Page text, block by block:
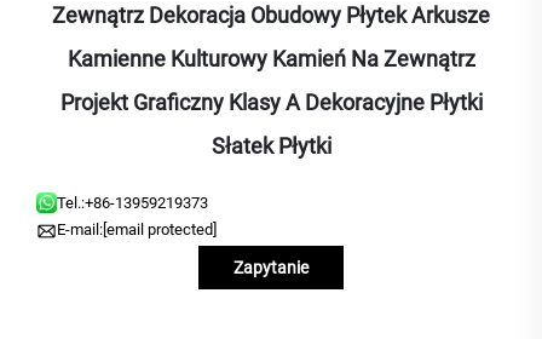
Zewnątrz Dekoracja Obudowy Płytek Arkusze
Kamienne Kulturowy Kamień Na Zewnątrz
Projekt Graficzny Klasy A Dekoracyjne Płytki
Słatek Płytki
Tel.:+86-13959219373
E-mail: [email protected]
Zapytanie